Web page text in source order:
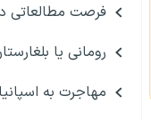
فرصت مطالعاتی
رومانی یا
مهاجرت به اسپانیا